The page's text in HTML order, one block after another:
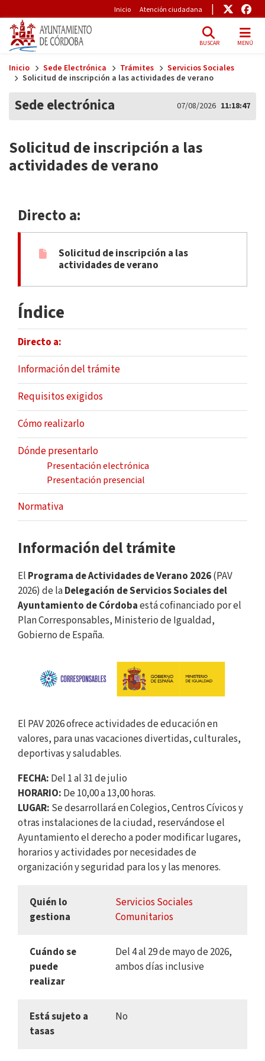
Pre-Header
Inicio Atención ciudadana Enlace
BUSCAR MENÚ
Inicio Sede Electrónica Trámites
Servicios Sociales
Solicitud de inscripción a las actividades de verano
Sede electrónica 07/08/2026 11:18:47
Solicitud de inscripción a las
actividades de verano
Directo a:
Solicitud de inscripción a las
actividades de verano
Índice
Directo a:
Información del trámite
Requisitos exigidos
Cómo realizarlo
Dónde presentarlo
Presentación electrónica
Presentación presencial
Normativa
Información del trámite
El Programa de Actividades de Verano 2026(PAV
2026) de laDelegación de Servicios Sociales del
Ayuntamiento de Córdobaestá cofinanciado por el
Plan Corresponsables, Ministerio de Igualdad,
Gobierno de España.
El PAV 2026 ofrece actividades de educación en
valores, para unas vacaciones divertidas, culturales,
deportivas y saludables.
FECHA: Del 1 al 31 de julio
HORARIO: De 10,00 a 13,00 horas.
LUGAR: Se desarrollará en Colegios, Centros Cívicos y
otras instalaciones de la ciudad, reservándose el
Ayuntamiento el derecho a poder modificar lugares,
horarios y actividades por necesidades de
organización y seguridad para los y las menores.
Quién lo
gestiona
Servicios Sociales
Comunitarios
Cuándo se
puede
realizar
Del 4 al 29 de mayo de 2026,
ambos días inclusive
Está sujeto a
tasas
No